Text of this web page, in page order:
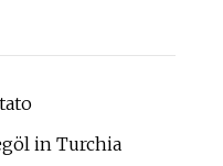
in Turchia